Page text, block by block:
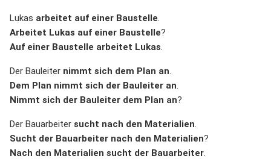
Lukas arbeitet auf einer Baustelle.
Arbeitet Lukas auf einer Baustelle?
Auf einer Baustelle arbeitet Lukas.
Der Bauleiter nimmt sich dem Plan an.
Dem Plan nimmt sich der Bauleiter an.
Nimmt sich der Bauleiter dem Plan an?
Der Bauarbeiter sucht nach den Materialien.
Sucht der Bauarbeiter nach den Materialien?
Nach den Materialien sucht der Bauarbeiter.